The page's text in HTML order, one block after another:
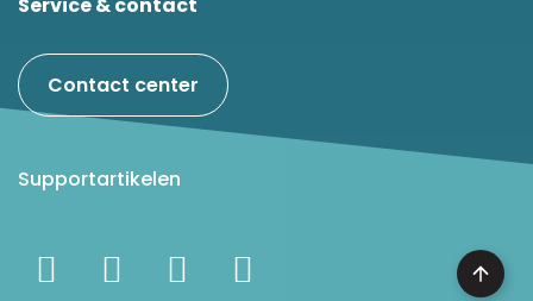
Contact center
Supportartikelen